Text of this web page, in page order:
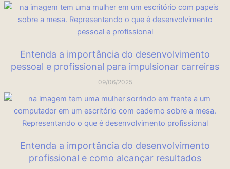
Entenda a importância do desenvolvimento
pessoal e profissional para impulsionar carreiras
09/06/2025
Entenda a importância do desenvolvimento
profissional e como alcançar resultados